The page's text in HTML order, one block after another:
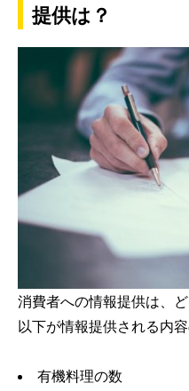
提供は？
消費者への情報提供は、ど
以下が情報提供される内容
有機料理の数